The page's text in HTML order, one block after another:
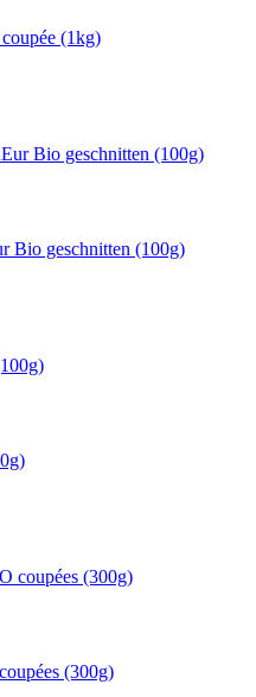
(1kg)
Bio geschnitten (100g)
(300g)